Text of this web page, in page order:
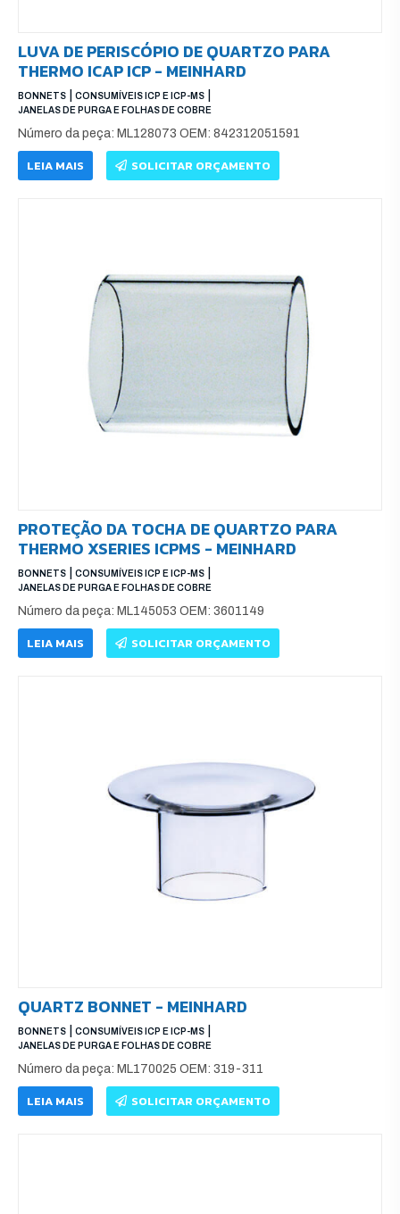
LUVA DE PERISCÓPIO DE QUARTZO PARA
THERMO ICAP ICP - MEINHARD
BONNETS CONSUMÍVEIS ICP E ICP-MS
JANELAS DE PURGA E FOLHAS DE COBRE
Número da peça: ML128073 OEM: 842312051591
LEIA MAIS SOLICITAR ORÇAMENTO
PROTEÇÃO DA TOCHA DE QUARTZO PARA
THERMO XSERIES ICPMS - MEINHARD
BONNETS CONSUMÍVEIS ICP E ICP-MS
JANELAS DE PURGA E FOLHAS DE COBRE
Número da peça: ML145053 OEM: 3601149
LEIA MAIS SOLICITAR ORÇAMENTO
QUARTZ BONNET - MEINHARD
BONNETS CONSUMÍVEIS ICP E ICP-MS
JANELAS DE PURGA E FOLHAS DE COBRE
Número da peça: ML170025 OEM: 319-311
LEIA MAIS SOLICITAR ORÇAMENTO